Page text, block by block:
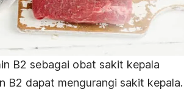
B2 sebagai obat sakit kepala
B2 dapat mengurangi sakit kepala.